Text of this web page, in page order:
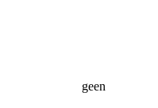
geen